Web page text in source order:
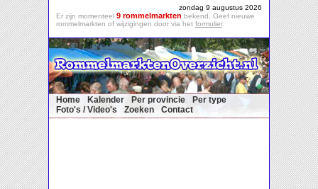
zondag 9 augustus 2026
Er zijn momenteel 9 rommelmarkten bekend. Geef nieuwe
rommelmarkten of wijzigingen door via het formulier.
Home Kalender Per provincie
Per type
Foto's / Video's
Zoeken Contact